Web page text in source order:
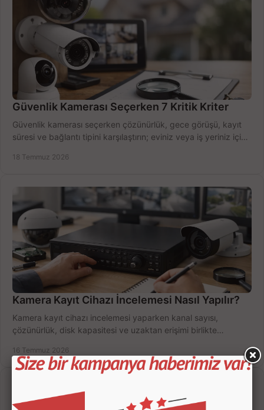
Güvenlik Kamerası Seçerken 7 Kritik Kriter
Güvenlik kamerası seçerken çözünürlük, gece görüşü, kayıt
süresi ve bağlantı tipini karşılaştırın; eviniz veya iş yeriniz için
18 Temmuz 2026
Kamera Kayıt Cihazı İncelemesi Nasıl Yapılır?
Kamera kayıt cihazı incelemesi yaparken kanal sayısı,
çözünürlük, disk kapasitesi ve uzaktan erişimi birlikte
16 Temmuz 2026